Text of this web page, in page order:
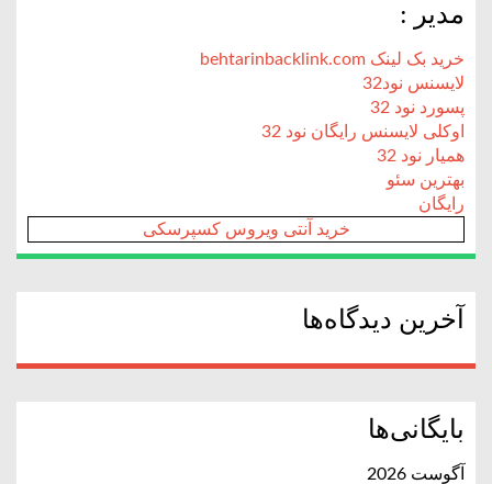
مدیر :
خرید بک لینک behtarinbacklink.com
لایسنس نود32
پسورد نود 32
اوکلی لایسنس رایگان نود 32
همیار نود 32
بهترین سئو
رایگان
خرید آنتی ویروس کسپرسکی
آخرین دیدگاه‌ها
بایگانی‌ها
آگوست 2026